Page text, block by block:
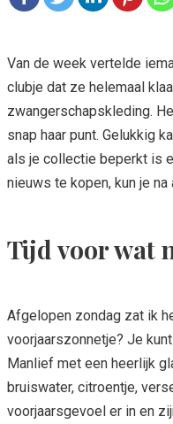
Van de week vertelde
clubje dat ze helemaal
zwangerschapskleding.
snap haar punt. Gelukkig
als je collectie beperkt is
nieuws te kopen, kun je
Tijd voor wat
Afgelopen zondag zat ik
voorjaarszonnetje? Je
Manlief met een heerlijk
bruiswater, citroentje,
voorjaarsgevoel er in en